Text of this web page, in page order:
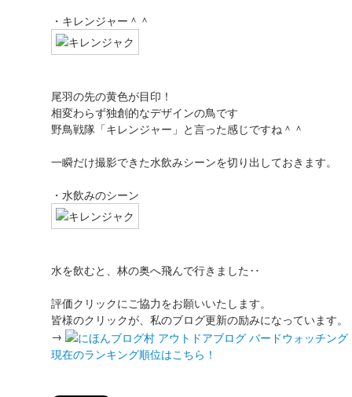
・キレンジャー＾＾
尾羽の先の黄色が目印！
相変わらず独創的なデザインの鳥です
野鳥戦隊「キレンジャー」と言った感じですね＾＾
一瞬だけ撮影できた水飲みシーンを切り出しておきます。
・水飲みのシーン
水を飲むと、林の奥へ飛んで行きました‥
評価クリックにご協力をお願いいたします。
皆様のクリックが、私のブログ更新の励みになっています。
→
現在のランキング順位はこちら！